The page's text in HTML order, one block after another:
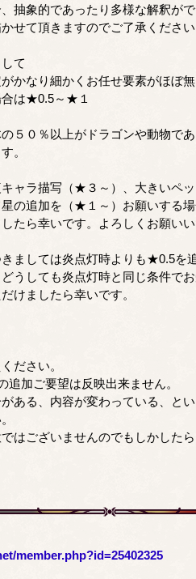
抽象的であったり多様な解釈が
せて頂きますのでご了承くださ
て
かなり細かくお任せ要素がほぼ
合は★0.5～★１
５０％以上がドラゴンや動物で
。
キャラ描写（★３～）、大きいペ
の追加を（★１～）お願いする
たら幸いです。よろしくお願い
きましては炎点灯時よりも★0.5を
うしても炎点灯時と同じ条件で
けましたら幸いです。
ださい。
加ご要望は反映出来ません。
ある、内容が変わっている、と
はございませんのでもしかした
member.php?id=25402325